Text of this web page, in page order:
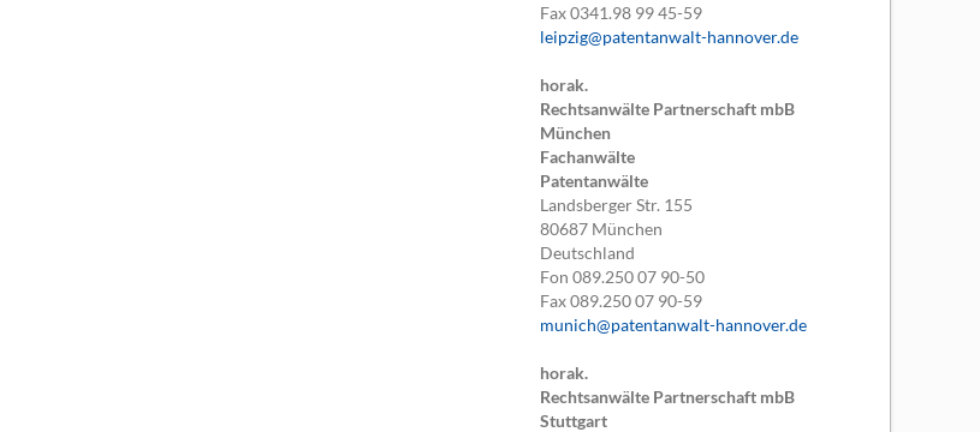
Fax0341.98 99 45-59
leipzig@patentanwalt-hannover.de
horak.
Rechtsanwälte Partnerschaft mbB
München
Fachanwälte
Patentanwälte
Landsberger Str. 155
80687 München
Deutschland
Fon089.250 07 90-50
Fax089.250 07 90-59
munich@patentanwalt-hannover.de
horak.
Rechtsanwälte Partnerschaft mbB
Stuttgart